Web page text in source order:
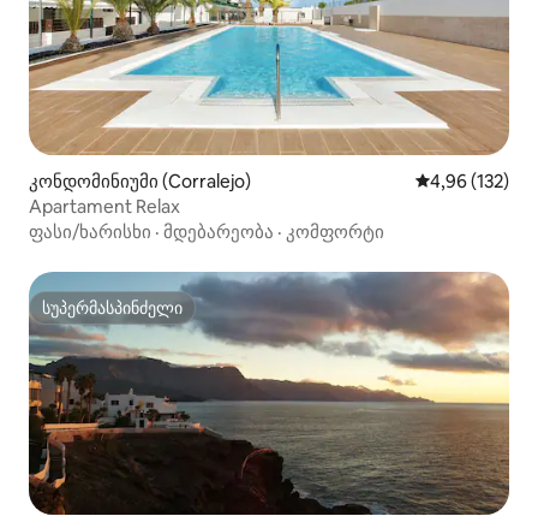
კონდომინიუმი (Corralejo) საშუალო
4,96 (132)
Apartament Relax
ფასი/ხარისხი · მდებარეობა · კომფორტი
სუპერმასპინძელი
სუპერმასპინძელი